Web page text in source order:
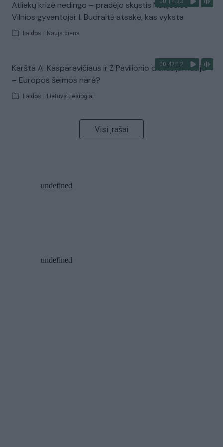
00:14:33
Atliekų krizė nedingo – pradėjo skųstis Naujosios
Vilnios gyventojai: I. Budraitė atsakė, kas vyksta
Laidos Nauja diena
00:42:12
Karšta A. Kasparavičiaus ir Ž Pavilionio diskusija: Rusija
– Europos šeimos narė?
Laidos Lietuva tiesiogiai
Visi įrašai